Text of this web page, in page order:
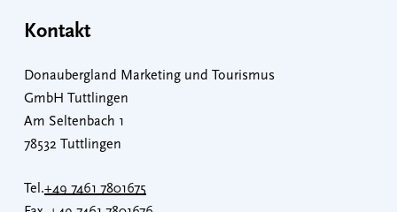
Kontakt
Donaubergland Marketing und Tourismus
GmbH Tuttlingen
Am Seltenbach 1
78532 Tuttlingen
Tel.+49 7461 7801675